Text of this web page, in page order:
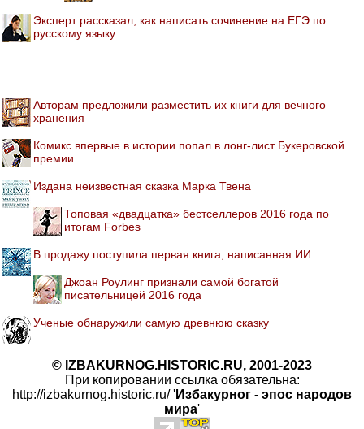
Эксперт рассказал, как написать сочинение на ЕГЭ по
русскому языку
Авторам предложили разместить их книги для вечного
хранения
Комикс впервые в истории попал в лонг-лист Букеровской
премии
Издана неизвестная сказка Марка Твена
Топовая «двадцатка» бестселлеров 2016 года по
итогам Forbes
В продажу поступила первая книга, написанная ИИ
Джоан Роулинг признали самой богатой
писательницей 2016 года
Ученые обнаружили самую древнюю сказку
© IZBAKURNOG.HISTORIC.RU, 2001-2023
При копировании ссылка обязательна:
http://izbakurnog.historic.ru/ 'Избакурног - эпос народов
мира'